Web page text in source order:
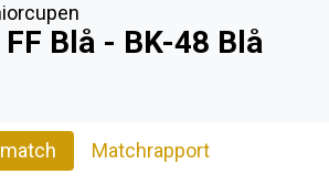
Blå - BK-48 Blå
Matchrapport